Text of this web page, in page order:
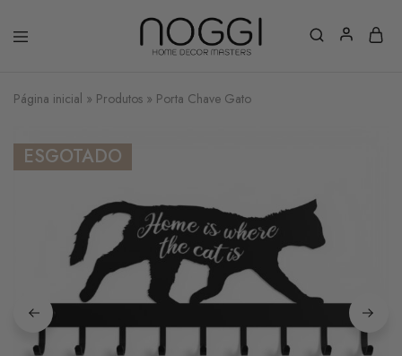
Página inicial » Produtos » Porta Chave Gato
ESGOTADO